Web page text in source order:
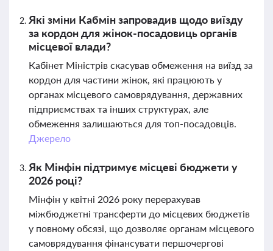
Які зміни Кабмін запровадив щодо виїзду
за кордон для жінок-посадовиць органів
місцевої влади?
Кабінет Міністрів скасував обмеження на виїзд за
кордон для частини жінок, які працюють у
органах місцевого самоврядування, державних
підприємствах та інших структурах, але
обмеження залишаються для топ-посадовців.
Джерело
Як Мінфін підтримує місцеві бюджети у
2026 році?
Мінфін у квітні 2026 року перерахував
міжбюджетні трансферти до місцевих бюджетів
у повному обсязі, що дозволяє органам місцевого
самоврядування фінансувати першочергові